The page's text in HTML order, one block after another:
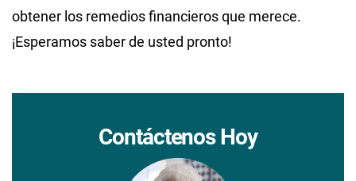
obtener los remedios financieros que merece.
¡Esperamos saber de usted pronto!
Contáctenos Hoy